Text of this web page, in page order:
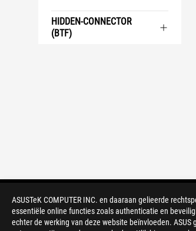
ASUSTeK COMPUTER INC. en daaraan gelieerde
essentiële online functies zoals authenticatie en
echter de werking van deze website beïnvloeden.
HIDDEN-CONNECTOR
(BTF)
ASUS
voettekst
GAMING MOEDERBORDEN